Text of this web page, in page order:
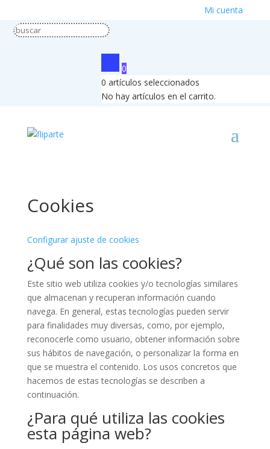
Mi cuenta
0
0 artículos seleccionados
No hay artículos en el carrito.
Cookies
Configurar ajuste de cookies
¿Qué son las cookies?
Este sitio web utiliza cookies y/o tecnologías similares
que almacenan y recuperan información cuando
navega. En general, estas tecnologías pueden servir
para finalidades muy diversas, como, por ejemplo,
reconocerle como usuario, obtener información sobre
sus hábitos de navegación, o personalizar la forma en
que se muestra el contenido. Los usos concretos que
hacemos de estas tecnologías se describen a
continuación.
¿Para qué utiliza las cookies
esta página web?